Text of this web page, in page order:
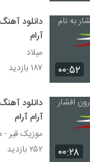
۰۰:۵۲
دانلود
آرام
میلاد
۱۸۷ بازدید
۰۰:۲۸
دانلود
آرام آرام
موزیک قیر -
۲۵۲ بازدید